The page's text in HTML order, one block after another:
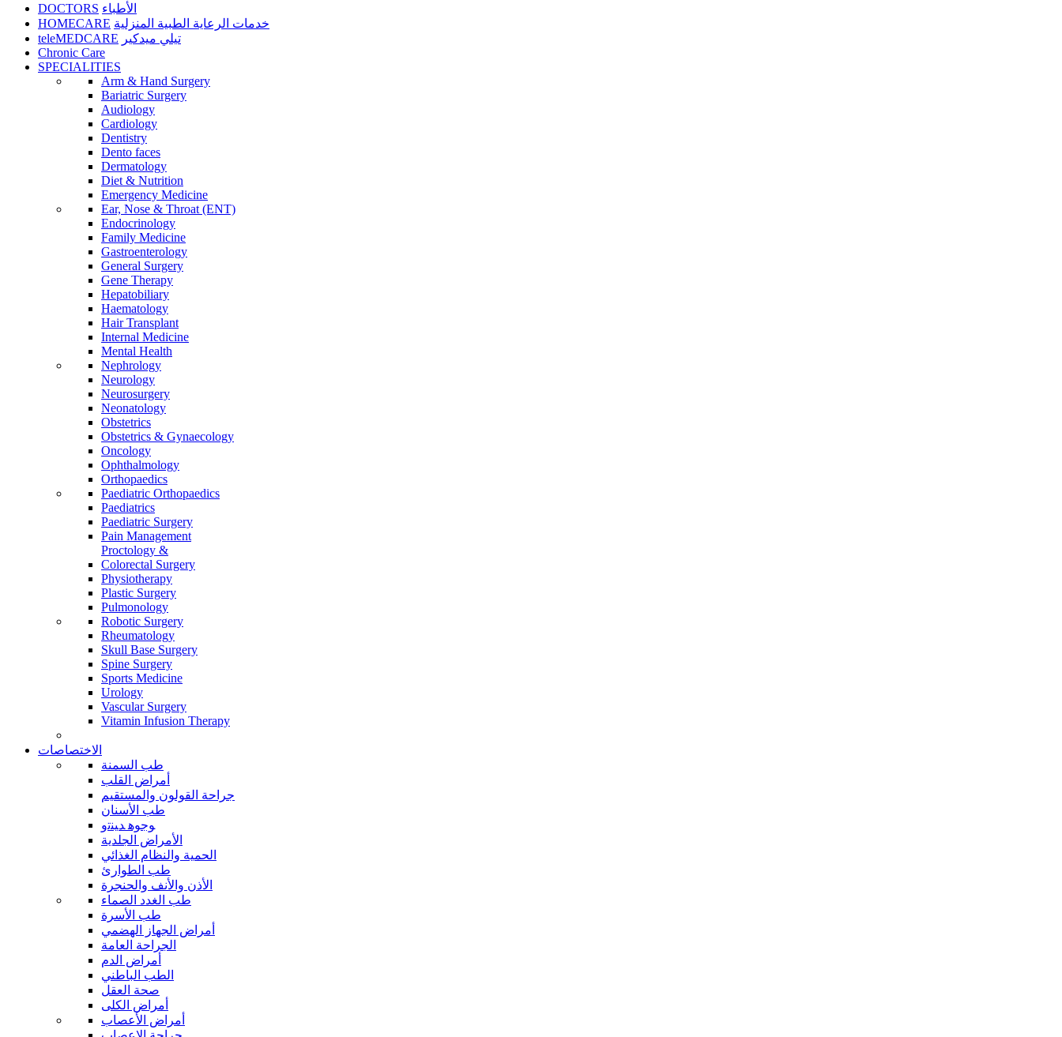
DOCTORS الأطباء
HOMECARE خدمات الرعاية الطبية المنزلية
teleMEDCARE تيلي ميدكير
Chronic Care
SPECIALITIES
Arm & Hand Surgery
Bariatric Surgery
Audiology
Cardiology
Dentistry
Dento faces
Dermatology
Diet & Nutrition
Emergency Medicine
Ear, Nose & Throat (ENT)
Endocrinology
Family Medicine
Gastroenterology
General Surgery
Gene Therapy
Hepatobiliary
Haematology
Hair Transplant
Internal Medicine
Mental Health
Nephrology
Neurology
Neurosurgery
Neonatology
Obstetrics
Obstetrics & Gynaecology
Oncology
Ophthalmology
Orthopaedics
Paediatric Orthopaedics
Paediatrics
Paediatric Surgery
Pain Management
Proctology &
Colorectal Surgery
Physiotherapy
Plastic Surgery
Pulmonology
Robotic Surgery
Rheumatology
Skull Base Surgery
Spine Surgery
Sports Medicine
Urology
Vascular Surgery
Vitamin Infusion Therapy
الاختصاصات
طب السمنة
أمراض القلب
جراحة القولون والمستقيم
طب الأسنان
ﻮﺟﻮﻫ ﺪﻴﻨﺗﻭ
الأمراض الجلدية
الحمية والنظام الغذائي
طب الطوارئ
الأذن والأنف والحنجرة
طب الغدد الصماء
طب الأسرة
أمراض الجهاز الهضمي
الجراحة العامة
أمراض الدم
الطب الباطني
صحة العقل
أمراض الكلى
أمراض الأعصاب